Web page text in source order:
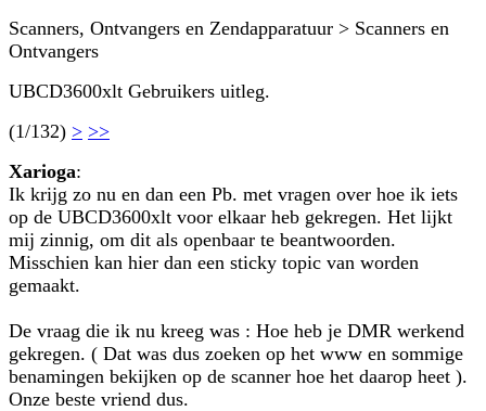
Scanners, Ontvangers en Zendapparatuur > Scanners en
Ontvangers
UBCD3600xlt Gebruikers uitleg.
(1/132) > >>
Xarioga:
Ik krijg zo nu en dan een Pb. met vragen over hoe ik iets
op de UBCD3600xlt voor elkaar heb gekregen. Het lijkt
mij zinnig, om dit als openbaar te beantwoorden.
Misschien kan hier dan een sticky topic van worden
gemaakt.
De vraag die ik nu kreeg was : Hoe heb je DMR werkend
gekregen. ( Dat was dus zoeken op het www en sommige
benamingen bekijken op de scanner hoe het daarop heet ).
Onze beste vriend dus.